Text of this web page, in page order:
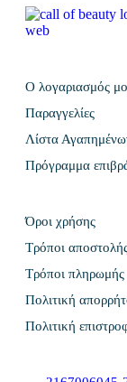
Ο λογαριασμός
Παραγγελίες
Λίστα
Πρόγραμμα
Όροι χρήσης
Τρόποι
Τρόποι πληρωμής
Πολιτική
Πολιτική